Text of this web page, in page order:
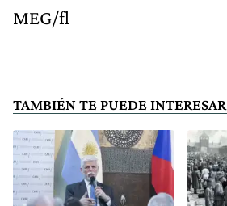
MEG/fl
TAMBIÉN TE PUEDE INTERESAR